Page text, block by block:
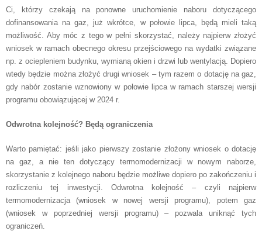
Ci, którzy czekają na ponowne uruchomienie naboru dotyczącego
dofinansowania na gaz, już wkrótce, w połowie lipca, będą mieli taką
możliwość. Aby móc z tego w pełni skorzystać, należy najpierw złożyć
wniosek w ramach obecnego okresu przejściowego na wydatki związane
np. z ociepleniem budynku, wymianą okien i drzwi lub wentylacją. Dopiero
wtedy będzie można złożyć drugi wniosek – tym razem o dotację na gaz,
gdy nabór zostanie wznowiony w połowie lipca w ramach starszej wersji
programu obowiązującej w 2024 r.
Odwrotna kolejność? Będą ograniczenia
Warto pamiętać: jeśli jako pierwszy zostanie złożony wniosek o dotację
na gaz, a nie ten dotyczący termomodernizacji w nowym naborze,
skorzystanie z kolejnego naboru będzie możliwe dopiero po zakończeniu i
rozliczeniu tej inwestycji. Odwrotna kolejność – czyli najpierw
termomodernizacja (wniosek w nowej wersji programu), potem gaz
(wniosek w poprzedniej wersji programu) – pozwala uniknąć tych
ograniczeń.